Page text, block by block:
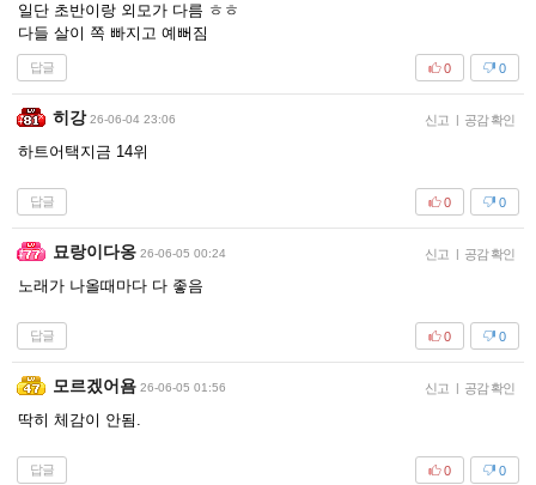
일단 초반이랑 외모가 다름 ㅎㅎ
다들 살이 쪽 빠지고 예뻐짐
답글 0
0
히강 26-06-04 23:06 신고 | 공감 확인
하트어택지금 14위
답글 0
0
묘랑이다옹 26-06-05 00:24 신고 | 공감 확인
노래가 나올때마다 다 좋음
답글 0
0
모르겠어욤 26-06-05 01:56 신고 | 공감 확인
딱히 체감이 안됨.
답글 0
0